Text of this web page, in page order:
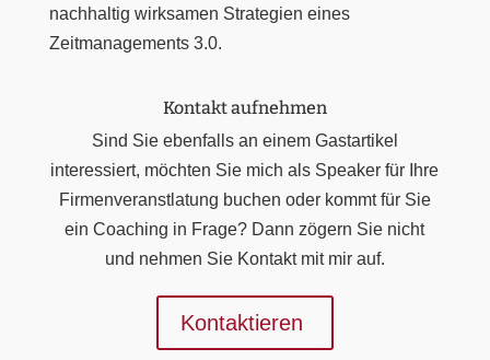
nachhaltig wirksamen Strategien eines
Zeitmanagements 3.0.
Kontakt aufnehmen
Sind Sie ebenfalls an einem Gastartikel
interessiert, möchten Sie mich als Speaker für Ihre
Firmenveranstlatung buchen oder kommt für Sie
ein Coaching in Frage? Dann zögern Sie nicht
und nehmen Sie Kontakt mit mir auf.
Kontaktieren